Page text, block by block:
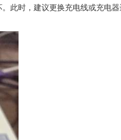
此时，建议更换充电线或充电